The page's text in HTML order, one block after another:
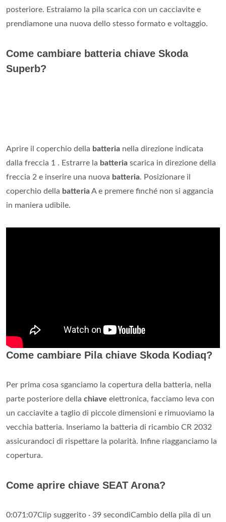
posteriore. Estraiamo la pila scarica con un cacciavite e
prendiamone una nuova dello stesso formato e voltaggio.
Come cambiare batteria chiave Skoda
Superb?
Aprire il coperchio della batteria nella direzione indicata
dalla freccia 1 . Estrarre la batteria scarica in direzione della
freccia 2 e inserire una nuova batteria. Posizionare il
coperchio della batteriaA e premere finché non si aggancia
in maniera udibile.
Come cambiare Pila chiave Skoda Kodiaq?
Per prima cosa sganciamo la copertura della batteria, nella
parte posteriore della chiave elettronica, facciamo leva con
un cacciavite a taglio di piccole dimensioni e rimuoviamo la
vecchia batteria. Inseriamo la batteria di ricambio CR 2032
assicurandoci di rispettare la polarità. Infine riagganciamo la
copertura.
Come aprire chiave SEAT Arona?
0:071:07Clip suggerito · 39 secondiCambio della pila di un